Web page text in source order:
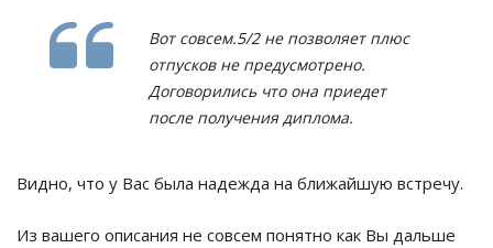
Вот совсем.5/2 не позволяет плюс
отпусков не предусмотрено.
Договорились что она приедет
после получения диплома.
Видно, что у Вас была надежда на ближайшую встречу.
Из вашего описания не совсем понятно как Вы дальше